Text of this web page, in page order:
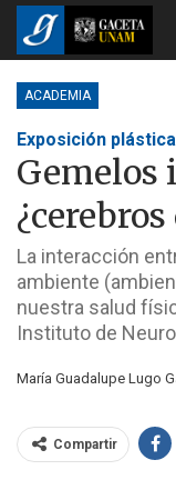
ACADEMIA
Exposición plástica
Gemelos
La interacción
ambiente
nuestra salud
Instituto de
María Guadalupe Lugo
Compartir